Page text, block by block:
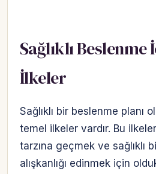
Sağlıklı
İlkeler
Sağlıklı bir beslenme planı
temel ilkeler vardır. Bu
tarzına geçmek ve sağlıklı
alışkanlığı edinmek için